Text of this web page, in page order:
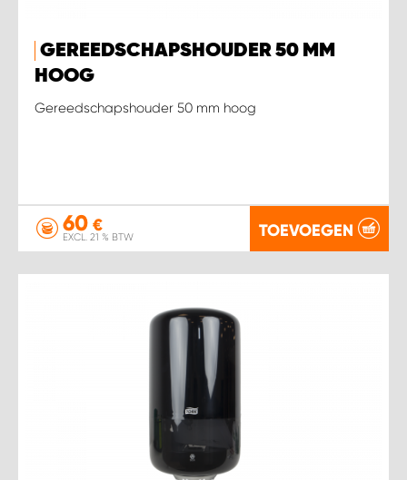
GEREEDSCHAPSHOUDER 50 MM
HOOG
Gereedschapshouder 50 mm hoog
60 €
EXCL. 21 % BTW TOEVOEGEN